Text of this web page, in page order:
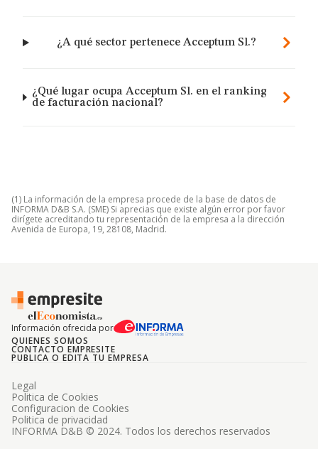
¿A qué sector pertenece Acceptum Sl.?
¿Qué lugar ocupa Acceptum Sl. en el ranking
de facturación nacional?
(1) La información de la empresa procede de la base de datos de
INFORMA D&B S.A. (SME) Si aprecias que existe algún error por favor
dirígete acreditando tu representación de la empresa a la dirección
Avenida de Europa, 19, 28108, Madrid.
Información ofrecida por
QUIENES SOMOS
CONTACTO EMPRESITE
PUBLICA O EDITA TU EMPRESA
INFORMA D&B © 2024. Todos los derechos reservados
Legal
Politica de Cookies
Configuracion de Cookies
Politica de privacidad